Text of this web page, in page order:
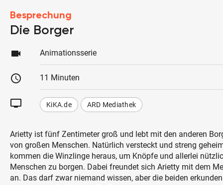
Besprechung
Die Borger
videocam Animationsserie
schedule 11 Minuten
tv KiKA.de ARD Mediathek
Arietty ist fünf Zentimeter groß und lebt mit den anderen
von großen Menschen. Natürlich versteckt und streng
kommen die Winzlinge heraus, um Knöpfe und allerlei
Menschen zu borgen. Dabei freundet sich Arietty mit dem
an. Das darf zwar niemand wissen, aber die beiden